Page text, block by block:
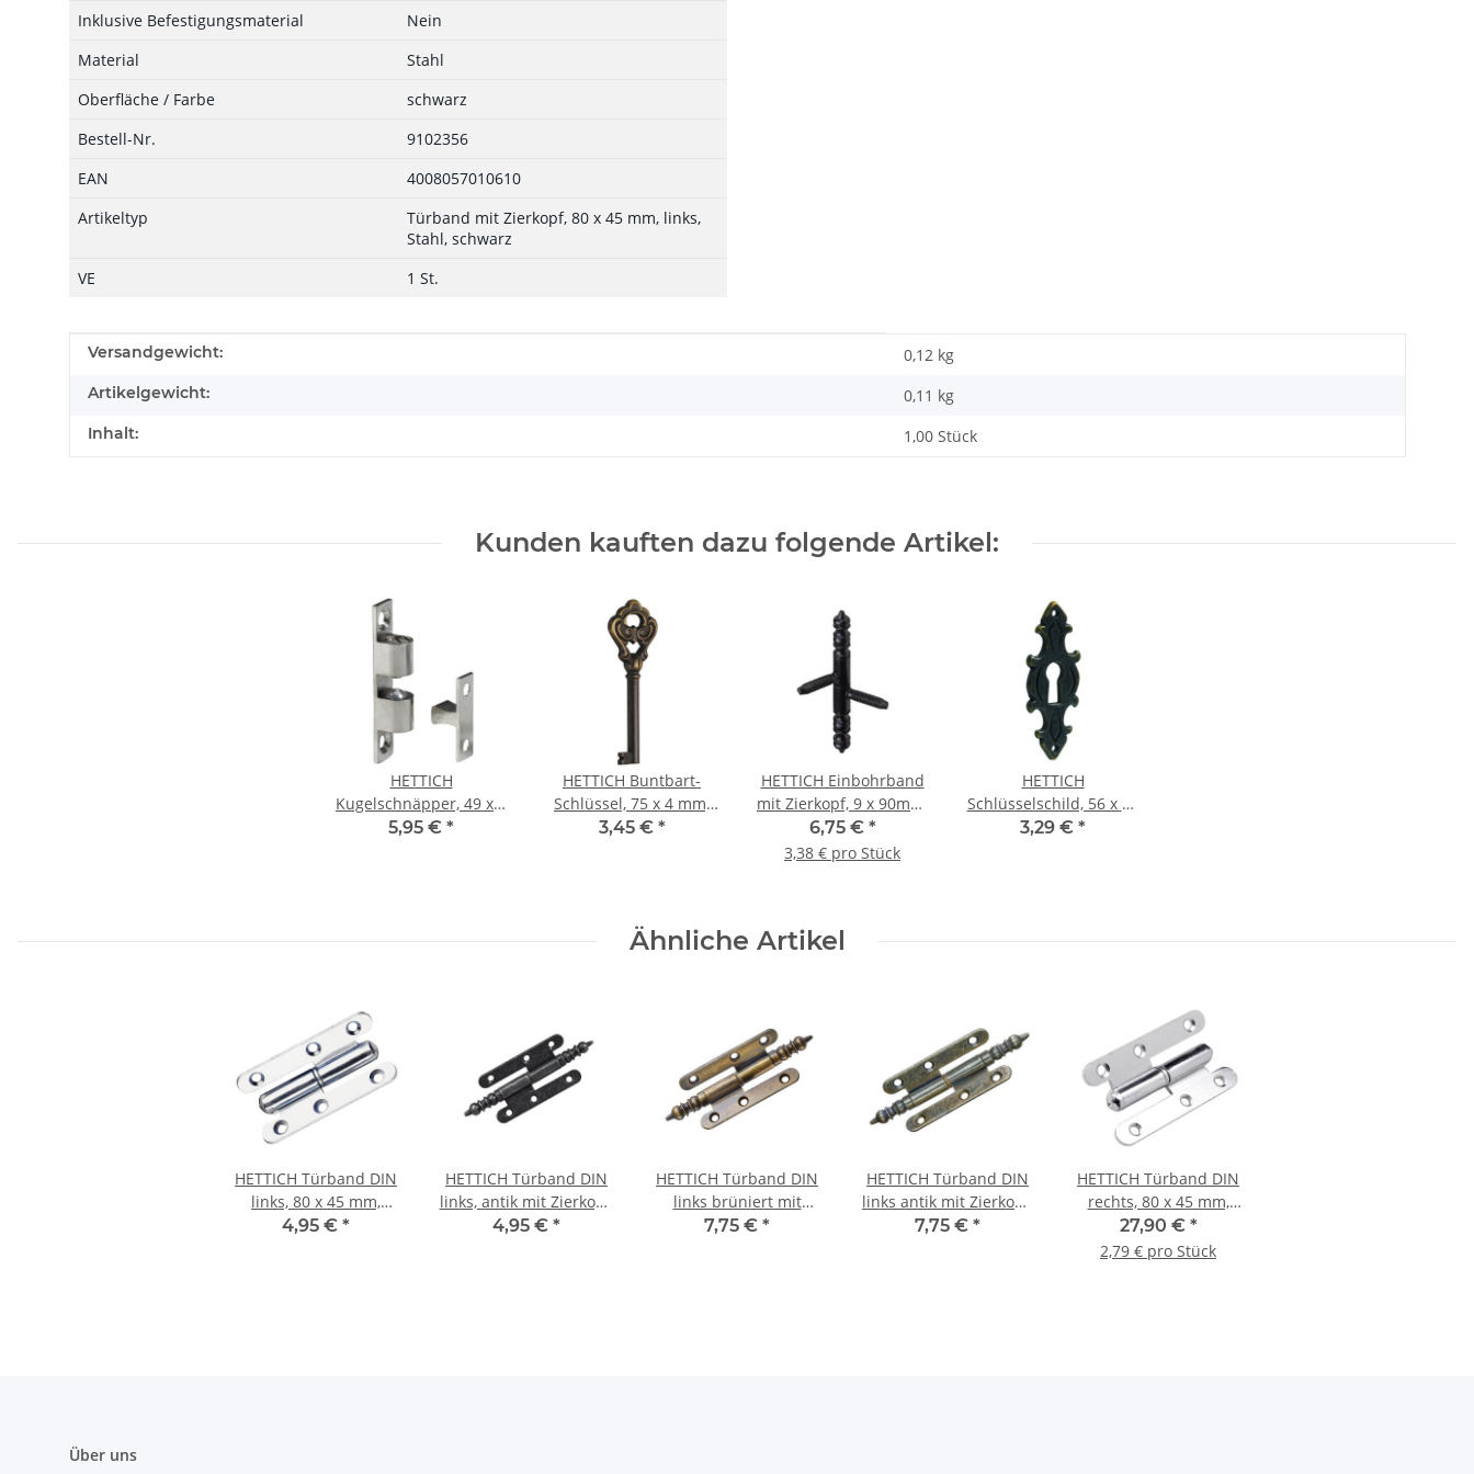
Inklusive Befestigungsmaterial
Nein
Material
Stahl
Oberfläche / Farbe
schwarz
Bestell-Nr.
9102356
EAN
4008057010610
Artikeltyp
Türband mit Zierkopf, 80 x 45 mm, links,
Stahl, schwarz
VE
1 St.
Produkteigenschaft
Wert
Versandgewicht: 0,12 kg
Artikelgewicht: 0,11 kg
Inhalt: 1,00 Stück
Kunden kauften dazu folgende Artikel:
HETTICH
Kugelschnäpper, 49 x 9
mm, Messing vernickelt
5,95 € *
HETTICH Buntbart-
Schlüssel, 75 x 4 mm,
Stahl brüniert
3,45 € *
HETTICH Einbohrband
mit Zierkopf, 9 x 90mm,
schwarz, 2 Stück
6,75 € *
3,38 € pro Stück
HETTICH
Schlüsselschild, 56 x 22
mm, brüniert
3,29 € *
Ähnliche Artikel
HETTICH Türband DIN
links, 80 x 45 mm,
verzinkt
4,95 € *
HETTICH Türband DIN
links, antik mit Zierkopf,
80 x 45 mm
4,95 € *
HETTICH Türband DIN
links brüniert mit
Zierkopf, 80 x 45mm
7,75 € *
HETTICH Türband DIN
links antik mit Zierkopf,
80 x 45mm
7,75 € *
HETTICH Türband DIN
rechts, 80 x 45 mm,
Stahl verzinkt, 10 Stück
27,90 € *
2,79 € pro Stück
Über uns